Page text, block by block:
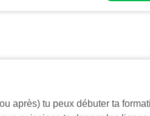
après) tu peux débuter ta